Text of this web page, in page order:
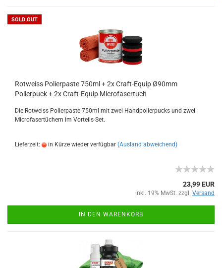
SOLD OUT
Rotweiss Polierpaste 750ml + 2x Craft-Equip Ø90mm
Polierpuck + 2x Craft-Equip Microfasertuch
Die Rotweiss Polierpaste 750ml mit zwei Handpolierpucks und zwei
Microfasertüchern im Vorteils-Set.
Lieferzeit: in Kürze wieder verfügbar (Ausland abweichend)
23,99 EUR
inkl. 19% MwSt. zzgl. Versand
IN DEN WARENKORB